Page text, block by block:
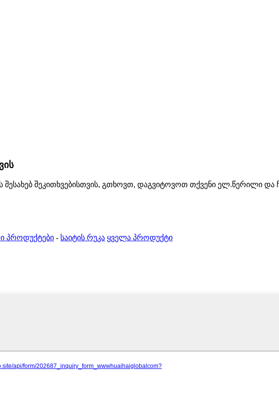
შესახებ შეკითხვებისთვის, გთხოვთ, დაგვიტოვოთ თქვენი ელ.წერილი და
პროდუქტები - საიტის რუკა ყველა პროდუქტი